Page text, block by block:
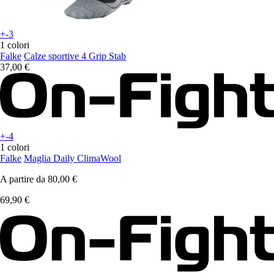
+-3
1 colori
Falke Calze sportive 4 Grip Stab
37,00 €
+-4
1 colori
Falke Maglia Daily ClimaWool
A partire da 80,00 €
69,90 €